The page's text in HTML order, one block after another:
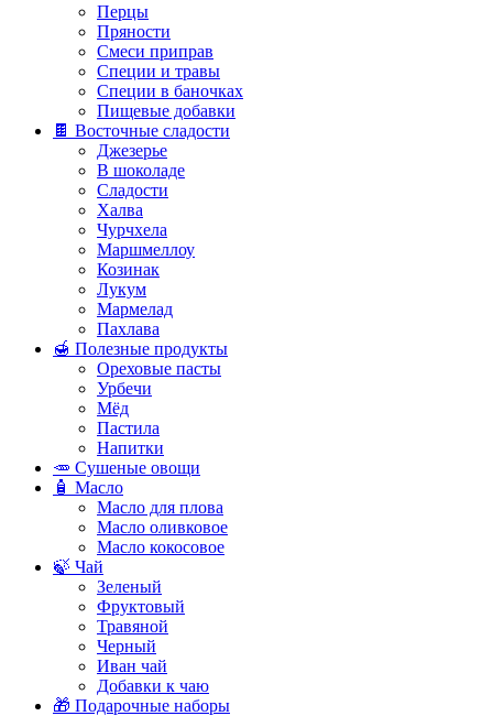
Перцы
Пряности
Смеси приправ
Специи и травы
Специи в баночках
Пищевые добавки
🍫 Восточные сладости
Джезерье
В шоколаде
Сладости
Халва
Чурчхела
Маршмеллоу
Козинак
Лукум
Мармелад
Пахлава
🍯 Полезные продукты
Ореховые пасты
Урбечи
Мёд
Пастила
Напитки
🥕 Сушеные овощи
🧴 Масло
Масло для плова
Масло оливковое
Масло кокосовое
🍃 Чай
Зеленый
Фруктовый
Травяной
Черный
Иван чай
Добавки к чаю
🎁 Подарочные наборы